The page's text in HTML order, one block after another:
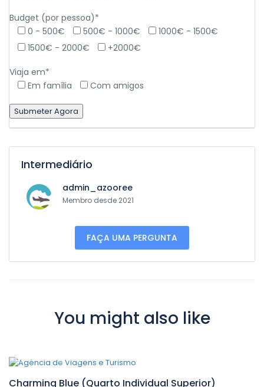
Budget (por pessoa)*
0 - 500€
500€ - 1000€
1000€ - 1500€
1500€ - 2000€
+2000€
Viaja em*
Em família
Com amigos
Intermediário
admin_azooree
Membro desde 2021
FAÇA UMA PERGUNTA
You might also like
0,00€/ 1 night(s)
Charming Blue (Quarto Individual Superior)